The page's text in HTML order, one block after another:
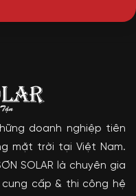
doanh nghiệp tiên
mặt trời tại Việt Nam.
SOLAR là chuyên gia
cấp & thi công hệ